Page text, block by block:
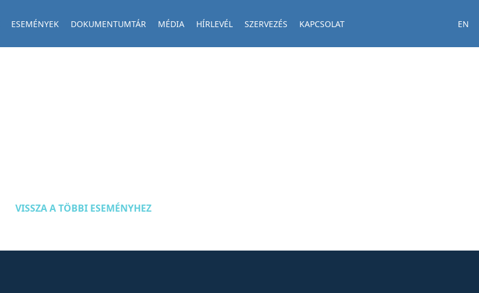
ESEMÉNYEK DOKUMENTUMTÁR MÉDIA HÍRLEVÉL SZERVEZÉS KAPCSOLAT EN
VISSZA A TÖBBI ESEMÉNYHEZ